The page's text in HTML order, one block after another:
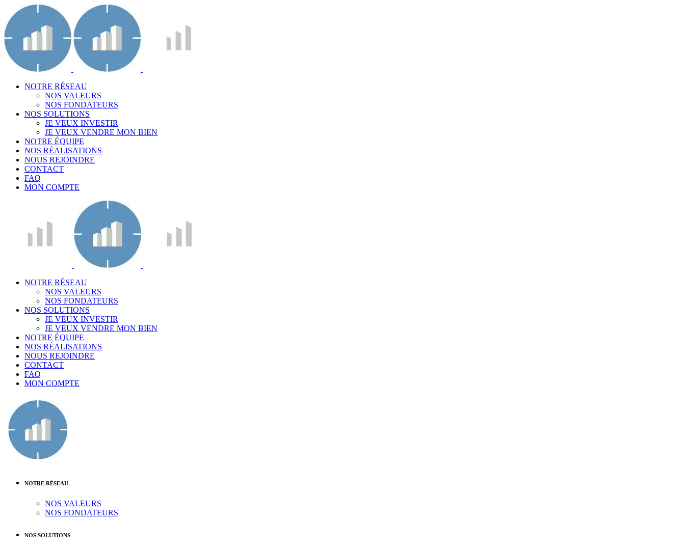
NOTRE RÉSEAU
NOS VALEURS
NOS FONDATEURS
NOS SOLUTIONS
JE VEUX INVESTIR
JE VEUX VENDRE MON BIEN
NOTRE ÉQUIPE
NOS RÉALISATIONS
NOUS REJOINDRE
CONTACT
FAQ
MON COMPTE
NOTRE RÉSEAU
NOS VALEURS
NOS FONDATEURS
NOS SOLUTIONS
JE VEUX INVESTIR
JE VEUX VENDRE MON BIEN
NOTRE ÉQUIPE
NOS RÉALISATIONS
NOUS REJOINDRE
CONTACT
FAQ
MON COMPTE
NOTRE RÉSEAU
NOS VALEURS
NOS FONDATEURS
NOS SOLUTIONS